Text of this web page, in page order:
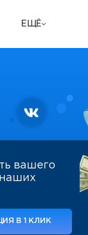
ЕЩЁ
вашего
В 1 КЛИК